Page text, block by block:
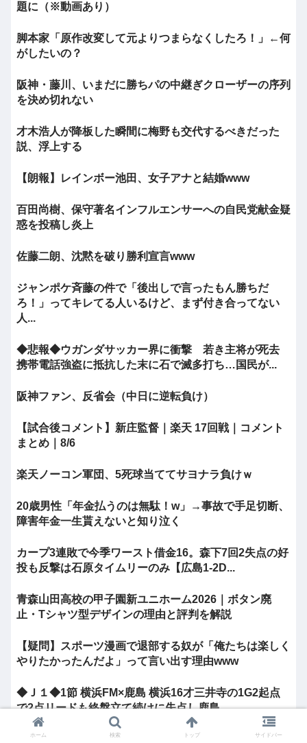
題に（※動画あり）
脚本家「原作改変して元よりつまらなくしたろ！」←何
がしたいの？
阪神・藤川、いまだに勝ちパの中継ぎクローザーの序列
を決め切れない
才木浩人が降板した瞬間に梅野も交代するべきだった
説、浮上する
【朗報】レインボー池田、女子アナと結婚www
百田尚樹、保守著名インフルエンサーへの自民党献金疑
惑を投稿し炎上
佐藤二朗、沈黙を破り勝利宣言www
ジャンポケ斉藤の件で「後出しで言ったもん勝ちだ
ろ！」ってキレてる人いるけど、まず付き合ってない
人...
◆悲報◆ウガンダサッカー界に衝撃 若き主将が死去
携帯電話強盗に抵抗した末に石で滅多打ち…国民が...
阪神ファン、反省会（中日に逆転負け）
【試合後コメント】新庄監督｜楽天 17回戦｜コメント
まとめ｜8/6
楽天ノーコン軍団、5死球当ててサヨナラ負けｗ
20歳男性「年金払うのは無駄！w」→事故で手足切断、
障害年金一生貰えないと知り泣く
カープ3連敗で今季ワースト借金16。森下7回2失点の好
投も反撃は石原タイムリーのみ【広島1-2D...
青森山田高校の甲子園新ユニホーム2026｜ボタン廃
止・Tシャツ型デザインの理由と評判を解説
【疑問】スポーツ漫画で退部する奴が「俺たちは楽しく
やりたかったんだよ」って言い出す理由www
◆Ｊ１◆1節 横浜FM×鹿島 横浜16才三井寺の1G2起点
で2点リードも終盤立て続けに失点し鹿島...
佐藤二朗さん、ツイートwww
ホーム 検索 トップ サイドバー